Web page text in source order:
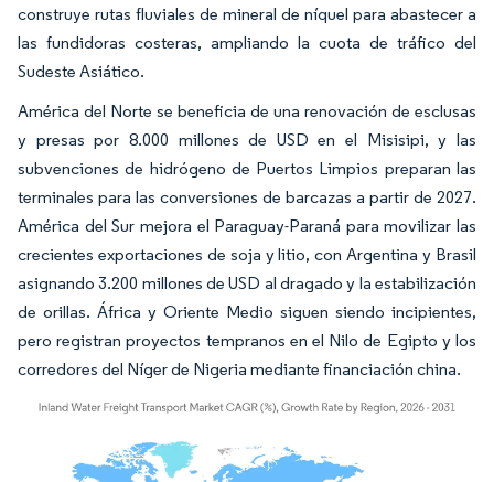
construye rutas fluviales de mineral de níquel para abastecer a
las fundidoras costeras, ampliando la cuota de tráfico del
Sudeste Asiático.
América del Norte se beneficia de una renovación de esclusas
y presas por 8.000 millones de USD en el Misisipi, y las
subvenciones de hidrógeno de Puertos Limpios preparan las
terminales para las conversiones de barcazas a partir de 2027.
América del Sur mejora el Paraguay-Paraná para movilizar las
crecientes exportaciones de soja y litio, con Argentina y Brasil
asignando 3.200 millones de USD al dragado y la estabilización
de orillas. África y Oriente Medio siguen siendo incipientes,
pero registran proyectos tempranos en el Nilo de Egipto y los
corredores del Níger de Nigeria mediante financiación china.